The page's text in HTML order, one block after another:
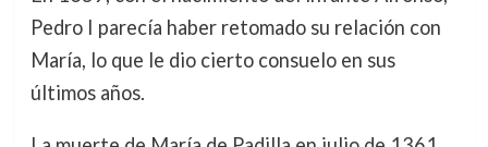
Pedro I parecía haber retomado su relación con
María, lo que le dio cierto consuelo en sus
últimos años.